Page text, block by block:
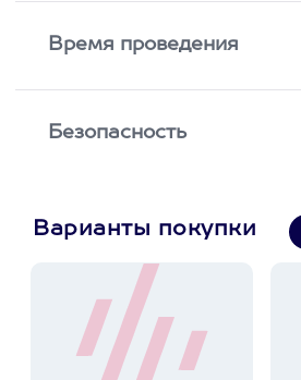
Время проведения
Безопасность
Варианты покупки